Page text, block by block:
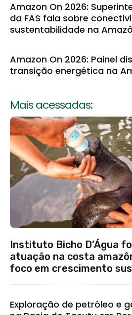
Amazon On 2026:
da FAS fala sobre
sustentabilidade na
Amazon On 2026: Painel
transição energética na
Mais acessadas:
Instituto Bicho D’Água
atuação na costa
foco em crescimento
Exploração de petróleo e